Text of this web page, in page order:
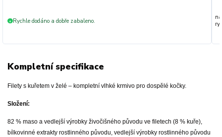
+ Rychle dodáno a dobře zabaleno.
Kompletní specifikace
Filety s kuřetem v želé – kompletní vlhké krmivo pro dospělé kočky.
Složení:
82 % maso a vedlejší výrobky živočišného původu ve filetech (8 % kuře),
bílkovinné extrakty rostlinného původu, vedlejší výrobky rostlinného původu